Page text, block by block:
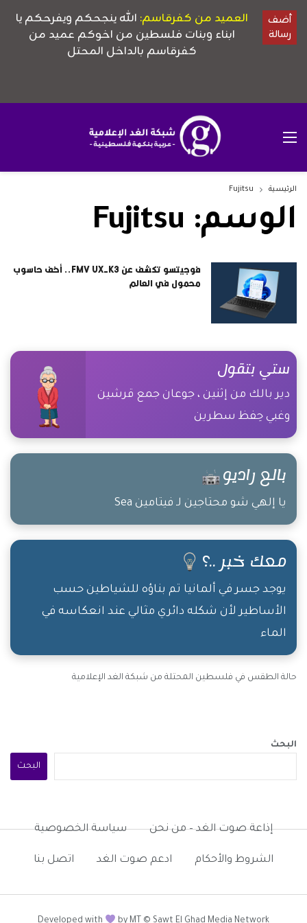
الرئيسية Fujitsu
الوسم: Fujitsu
فوجيتسو تكشف عن FMV UX-K3.. أخف حاسوب
محمول في العالم
ستي بتقول
دير بالك من إثنين ، جوعان جمع قرشين
وغبي حِفظ سطرين
بالع راديو
يا إلهي شو محتاجين لـ فيتامين Sea
معك خبر ..؟
يوجد جسر في ألمانيا تم بناؤه للشياطين حسب
الأساطير لأن شكله دائري مثالي عند انعكاسه في
الماء
حالة الطقس في فلسطين المحتلة من شبكة الغد الإعلامية
البحث
البحث
إذاعة صوت الغد – من نحن سياسة الخصوصية
الشروط والأحكام ادعم صوت الغد اتصل بنا